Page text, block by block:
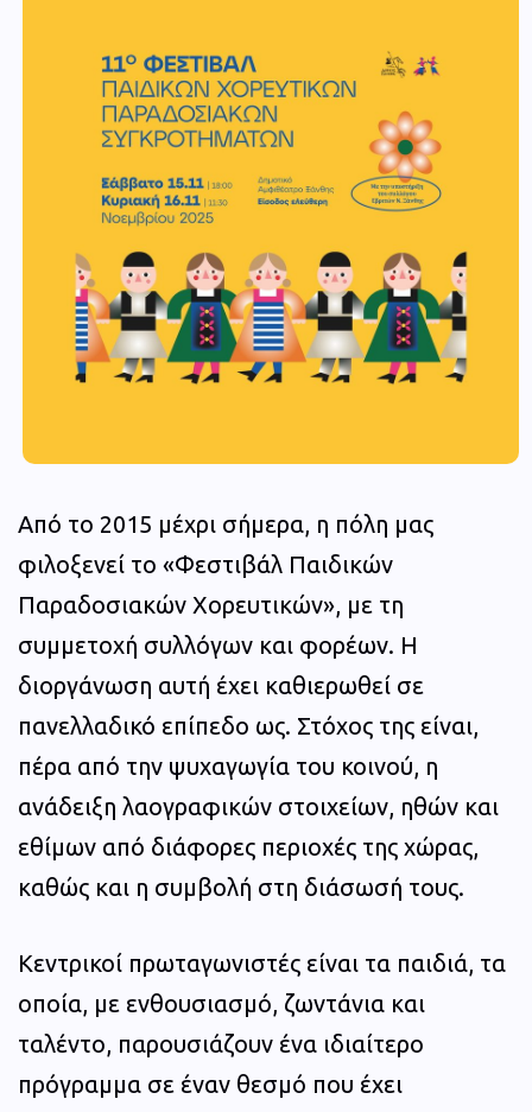
Από το 2015 μέχρι σήμερα, η πόλη μας
φιλοξενεί το «Φεστιβάλ Παιδικών
Παραδοσιακών Χορευτικών», με τη
συμμετοχή συλλόγων και φορέων. Η
διοργάνωση αυτή έχει καθιερωθεί σε
πανελλαδικό επίπεδο ως. Στόχος της είναι,
πέρα από την ψυχαγωγία του κοινού, η
ανάδειξη λαογραφικών στοιχείων, ηθών και
εθίμων από διάφορες περιοχές της χώρας,
καθώς και η συμβολή στη διάσωσή τους.
Κεντρικοί πρωταγωνιστές είναι τα παιδιά, τα
οποία, με ενθουσιασμό, ζωντάνια και
ταλέντο, παρουσιάζουν ένα ιδιαίτερο
πρόγραμμα σε έναν θεσμό που έχει